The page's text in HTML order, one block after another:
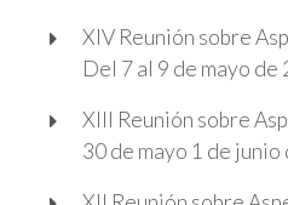
XIV Reunión sobre
Del 7 al 9 de mayo
XIII Reunión sobre
30 de mayo 1 de